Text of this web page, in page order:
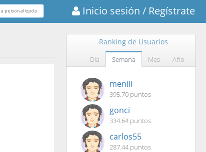
Inicio sesión / Regístrate
Ranking de Usuarios
Día Semana Mes Año
meniii
395.70 puntos
gonci
334.64 puntos
carlos55
287.44 puntos